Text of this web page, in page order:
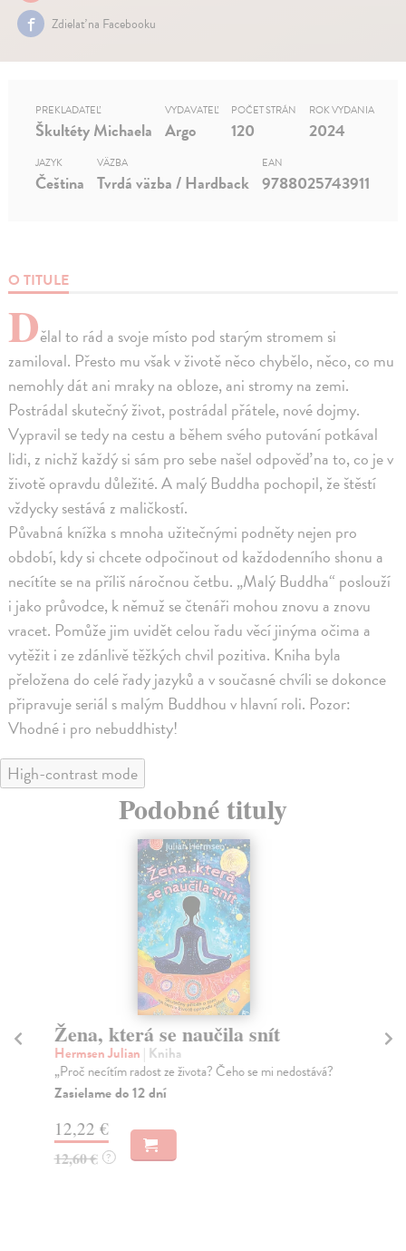
Zdielať na Facebooku
O TITULE
Dělal to rád a svoje místo pod starým stromem si
zamiloval. Přesto mu však v životě něco chybělo, něco, co mu
nemohly dát ani mraky na obloze, ani stromy na zemi.
Postrádal skutečný život, postrádal přátele, nové dojmy.
Vypravil se tedy na cestu a během svého putování potkával
lidi, z nichž každý si sám pro sebe našel odpověď na to, co je v
životě opravdu důležité. A malý Buddha pochopil, že štěstí
vždycky sestává z maličkostí.
Půvabná knížka s mnoha užitečnými podněty nejen pro
období, kdy si chcete odpočinout od každodenního shonu a
necítíte se na příliš náročnou četbu. „Malý Buddha“ poslouží
i jako průvodce, k němuž se čtenáři mohou znovu a znovu
vracet. Pomůže jim uvidět celou řadu věcí jinýma očima a
vytěžit i ze zdánlivě těžkých chvil pozitiva. Kniha byla
přeložena do celé řady jazyků a v současné chvíli se dokonce
připravuje seriál s malým Buddhou v hlavní roli. Pozor:
Vhodné i pro nebuddhisty!
PREKLADATEĽ
Škultéty Michaela
VYDAVATEĽ
Argo
POČET STRÁN
120
ROK VYDANIA
2024
JAZYK
Čeština
VÄZBA
Tvrdá väzba / Hardback
EAN
9788025743911
High-contrast mode
Podobné tituly
Žena, která se naučila snít
Hermsen Julian | Kniha
„Proč necítím radost ze života? Čeho se mi nedostává?
Zasielame do 12 dní
12,22 €
12,60 € ?